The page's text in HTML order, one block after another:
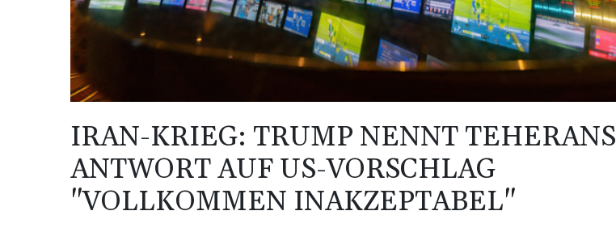
IRAN-KRIEG: TRUMP NENNT TEHERANS
ANTWORT AUF US-VORSCHLAG
"VOLLKOMMEN INAKZEPTABEL"